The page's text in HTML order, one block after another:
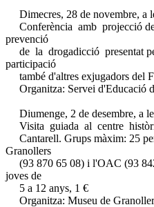
Dimecres, 28 de novembre, a
Conferència amb projecció
prevenció
de la drogadicció presentat
participació
també d'altres exjugadors del
Organitza: Servei d'Educació
Diumenge, 2 de desembre, a
Visita guiada al centre
Cantarell. Grups màxim: 25
Granollers
(93 870 65 08) i l'OAC (93
joves de
5 a 12 anys, 1 €
Organitza: Museu de